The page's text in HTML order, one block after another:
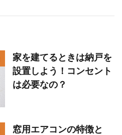
家を建てるときは納戸を
設置しよう！コンセント
は必要なの？
窓用エアコンの特徴と